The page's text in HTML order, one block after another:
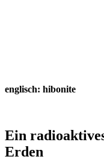
englisch: hibonite
Ein
Erden